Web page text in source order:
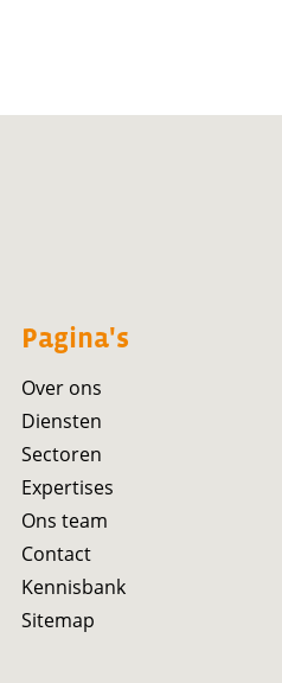
Pagina's
Over ons
Diensten
Sectoren
Expertises
Ons team
Contact
Kennisbank
Sitemap